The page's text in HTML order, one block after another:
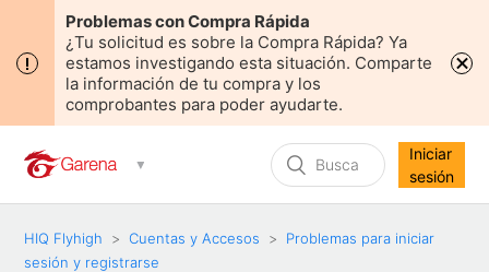
Problemas con Compra Rápida
¿Tu solicitud es sobre la Compra Rápida? Ya
estamos investigando esta situación. Comparte
la información de tu compra y los
comprobantes para poder ayudarte.
Iniciar
sesión
HIQ Flyhigh Cuentas y Accesos
Problemas para iniciar
sesión y registrarse